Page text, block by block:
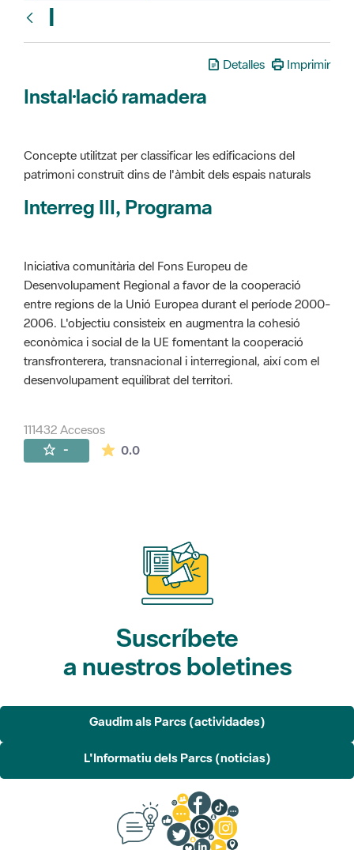
I
Detalles Imprimir
Instal·lació ramadera
Concepte utilitzat per classificar les edificacions del
patrimoni construït dins de l'àmbit dels espais naturals
Interreg III, Programa
Iniciativa comunitària del Fons Europeu de
Desenvolupament Regional a favor de la cooperació
entre regions de la Unió Europea durant el període 2000-
2006. L'objectiu consisteix en augmentra la cohesió
econòmica i social de la UE fomentant la cooperació
transfronterera, transnacional i interregional, així com el
desenvolupament equilibrat del territori.
111432 Accesos
- 0.0La valoración media es de 0 estrellas de
Suscríbete
a nuestros boletines
Gaudim als Parcs (actividades)
L'Informatiu dels Parcs (noticias)